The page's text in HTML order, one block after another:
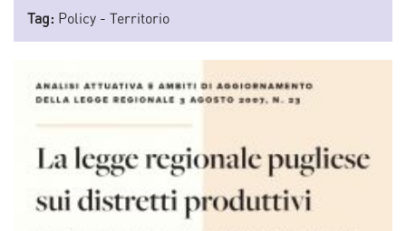
Tag: Policy - Territorio